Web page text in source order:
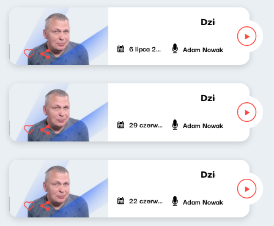
Dziękuję za
6 lipca 2026 Adam Nowak
Dziękuję za
29 czerwca 2026 Adam Nowak
Dziękuję za
22 czerwca 2026 Adam Nowak